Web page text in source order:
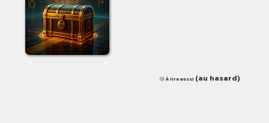
🎲 À lire aussi (au hasard)